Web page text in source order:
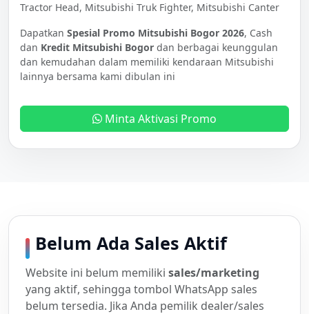
Tractor Head, Mitsubishi Truk Fighter, Mitsubishi Canter
Dapatkan Spesial Promo Mitsubishi Bogor 2026, Cash
dan Kredit Mitsubishi Bogor dan berbagai keunggulan
dan kemudahan dalam memiliki kendaraan Mitsubishi
lainnya bersama kami dibulan ini
Minta Aktivasi Promo
Belum Ada Sales Aktif
Website ini belum memiliki sales/marketing
yang aktif, sehingga tombol WhatsApp sales
belum tersedia. Jika Anda pemilik dealer/sales